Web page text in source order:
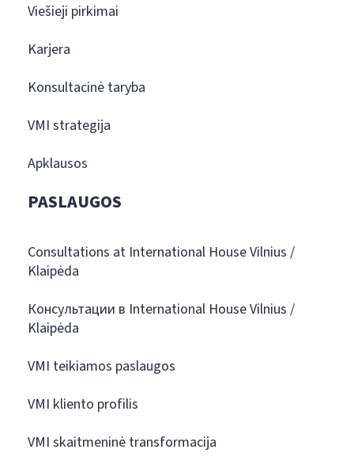
Viešieji pirkimai
Karjera
Konsultacinė taryba
VMI strategija
Apklausos
PASLAUGOS
Consultations at International House Vilnius /
Klaipėda
Консультации в International House Vilnius /
Klaipėda
VMI teikiamos paslaugos
VMI kliento profilis
VMI skaitmeninė transformacija